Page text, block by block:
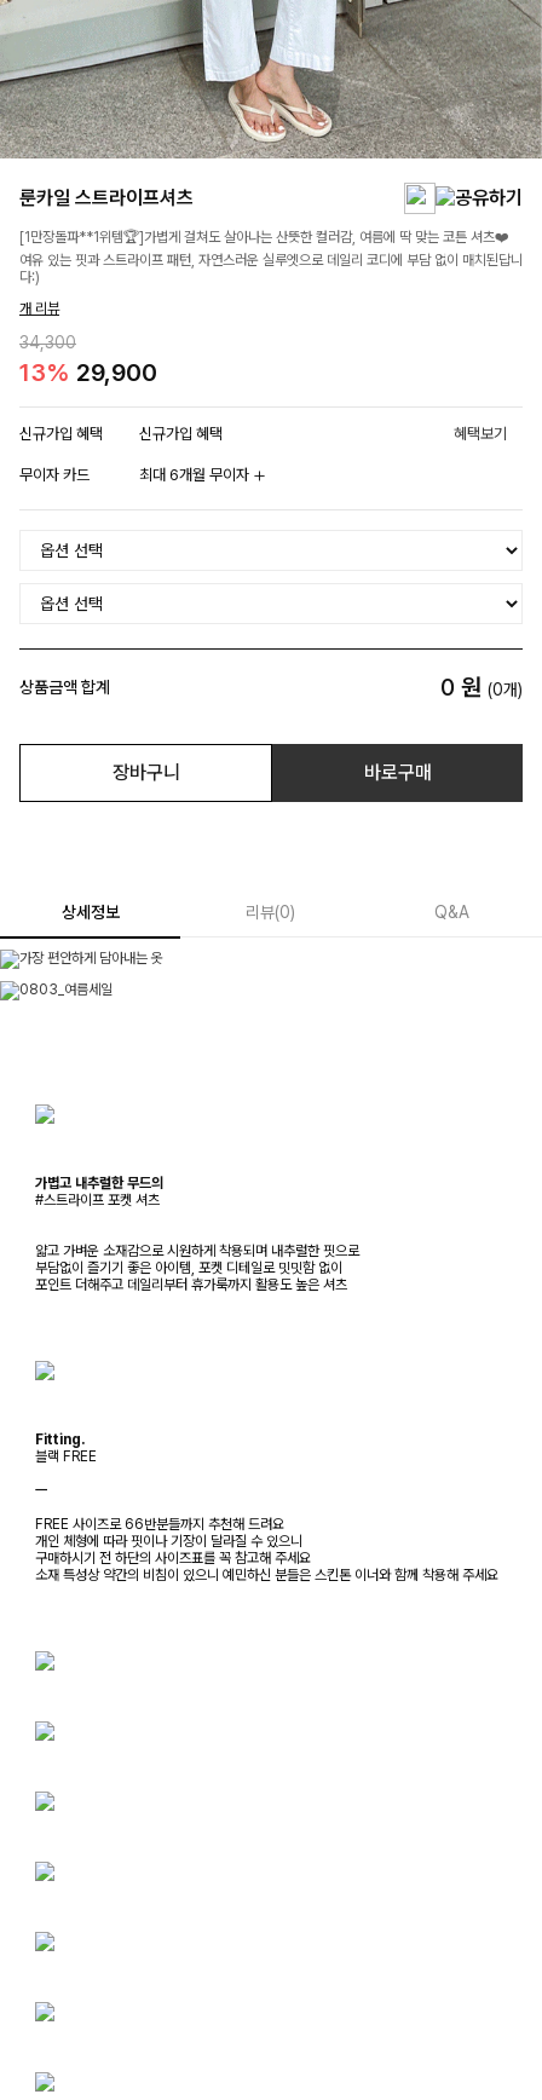
룬카일 스트라이프셔츠
[1만장돌파**1위템🏆]가볍게 걸쳐도 살아나는 산뜻한 컬러감, 여름에 딱 맞는 코튼 셔츠❤️
여유 있는 핏과 스트라이프 패턴, 자연스러운 실루엣으로 데일리 코디에 부담 없이 매치된답니
다:)
개 리뷰
34,300
13% 29,900
신규가입 혜택 신규가입 혜택 혜택보기
무이자 카드 최대 6개월 무이자
상품금액 합계 0 원 (0개)
장바구니 바로구매
상세정보 리뷰(0) Q&A
가볍고 내추럴한 무드의
#스트라이프 포켓 셔츠
얇고 가벼운 소재감으로 시원하게 착용되며 내추럴한 핏으로
부담없이 즐기기 좋은 아이템, 포켓 디테일로 밋밋함 없이
포인트 더해주고 데일리부터 휴가룩까지 활용도 높은 셔츠
Fitting.
블랙 FREE
ㅡ
FREE 사이즈로 66반분들까지 추천해 드려요
개인 체형에 따라 핏이나 기장이 달라질 수 있으니
구매하시기 전 하단의 사이즈표를 꼭 참고해 주세요
소재 특성상 약간의 비침이 있으니 예민하신 분들은 스킨톤 이너와 함께 착용해 주세요